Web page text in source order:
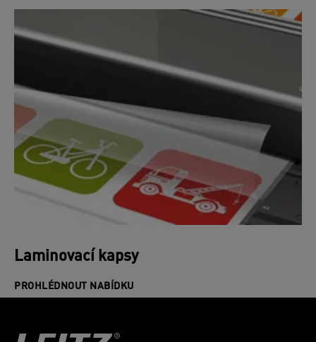
Laminovací kapsy
PROHLÉDNOUT NABÍDKU